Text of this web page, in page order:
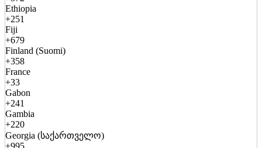
Ethiopia
+251
Fiji
+679
Finland (Suomi)
+358
France
+33
Gabon
+241
Gambia
+220
Georgia (საქართველო)